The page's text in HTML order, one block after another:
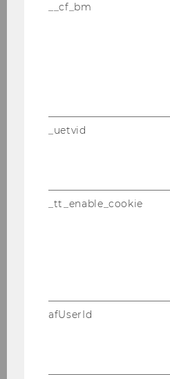
__cf_bm
_uetvid
_tt_enable_cookie
afUserId